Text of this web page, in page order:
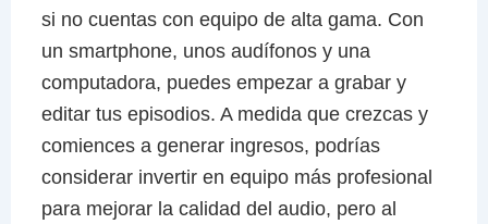
si no cuentas con equipo de alta gama. Con
un smartphone, unos audífonos y una
computadora, puedes empezar a grabar y
editar tus episodios. A medida que crezcas y
comiences a generar ingresos, podrías
considerar invertir en equipo más profesional
para mejorar la calidad del audio, pero al